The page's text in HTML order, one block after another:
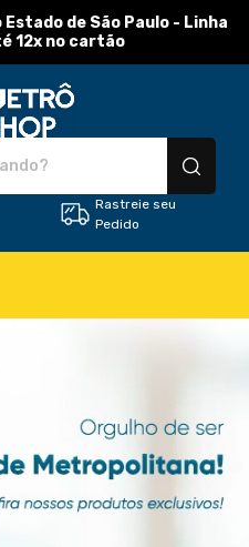
de São Paulo - Linha
12x no cartão
Metro Shop -
Rastreie seu
Pedido